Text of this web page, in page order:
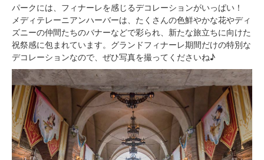
パークには、フィナーレを感じるデコレーションがいっぱい！
メディテレーニアンハーバーは、たくさんの色鮮やかな花やディ
ズニーの仲間たちのバナーなどで彩られ、新たな旅立ちに向けた
祝祭感に包まれています。グランドフィナーレ期間だけの特別な
デコレーションなので、ぜひ写真を撮ってくださいね♪